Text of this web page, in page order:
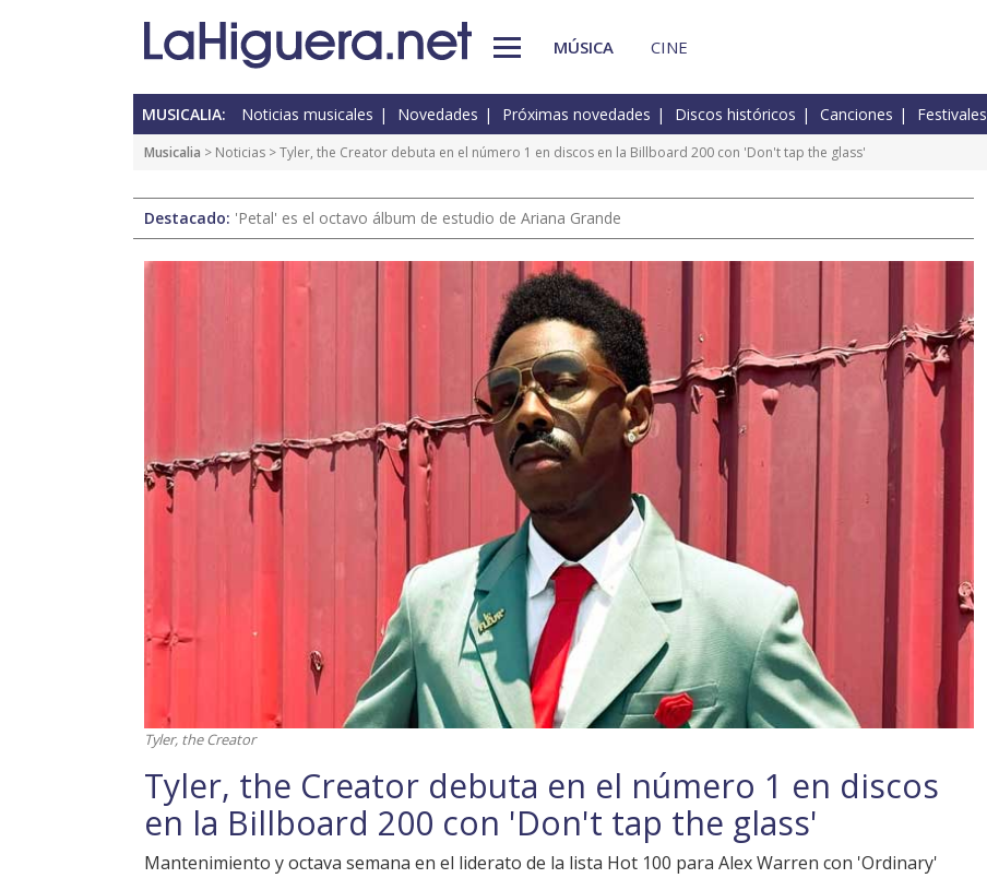
MÚSICA CINE
MUSICALIA: Noticias musicales Novedades Próximas novedades Discos históricos Canciones Festivales
Musicalia > Noticias > Tyler, the Creator debuta en el número 1 en discos en la Billboard 200 con 'Don't tap the glass'
Destacado: 'Petal' es el octavo álbum de estudio de Ariana Grande
Tyler, the Creator
Tyler, the Creator debuta en el número 1 en discos
en la Billboard 200 con 'Don't tap the glass'
Mantenimiento y octava semana en el liderato de la lista Hot 100 para Alex Warren con 'Ordinary'